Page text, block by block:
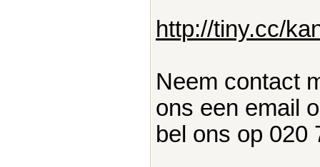
http://tiny.cc/
Neem contact
ons een email
bel ons op 020